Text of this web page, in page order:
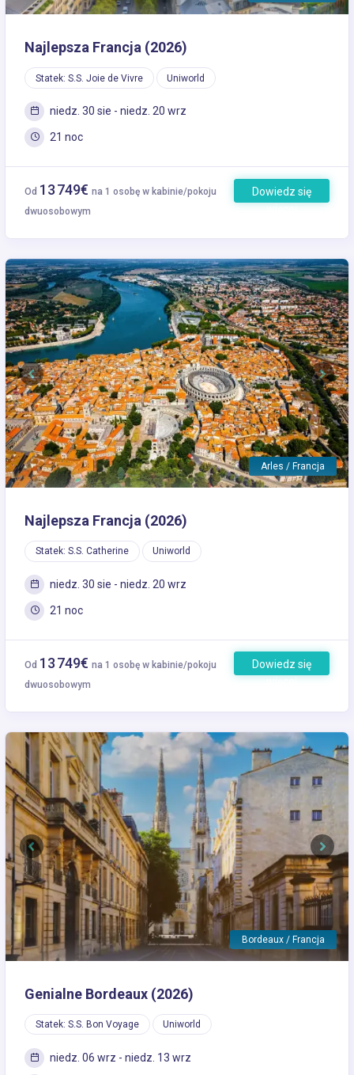
Najlepsza Francja (2026)
Statek: S.S. Joie de Vivre Uniworld
niedz. 30 sie - niedz. 20 wrz
21 noc
Od 13 749€ na 1 osobę w kabinie/pokoju
dwuosobowym
Dowiedz się
więcej
Arles / Francja
Previous Next
Najlepsza Francja (2026)
Statek: S.S. Catherine Uniworld
niedz. 30 sie - niedz. 20 wrz
21 noc
Od 13 749€ na 1 osobę w kabinie/pokoju
dwuosobowym
Dowiedz się
więcej
Bordeaux / Francja
Previous Next
Genialne Bordeaux (2026)
Statek: S.S. Bon Voyage Uniworld
niedz. 06 wrz - niedz. 13 wrz